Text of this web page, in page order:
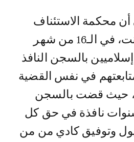
أن محكمة الاستئناف
بفاس كانت قد أدانت، في الـ16 من شهر
أربعة إسلاميين بالسجن النافذ
في نفس القضية
حيث قضت بالسجن
سنوات نافذة في حق كل
وتوفيق كادي من من